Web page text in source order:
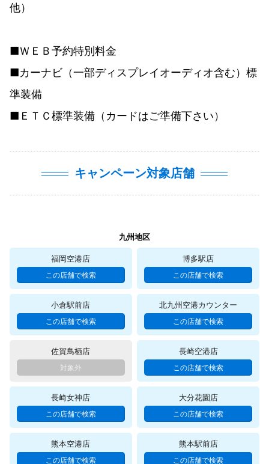
他）
■ＷＥＢ予約特別料金
■カーナビ（一部ディスプレイオーディオ含む）標
準装備
■ＥＴＣ標準装備（カードはご準備下さい）
キャンペーン対象店舗
九州地区
福岡空港店 博多駅店
小倉駅前店 北九州空港カウンター
佐賀鳥栖店 長崎空港店
長崎女神店 大分花園店
熊本空港店 熊本駅前店